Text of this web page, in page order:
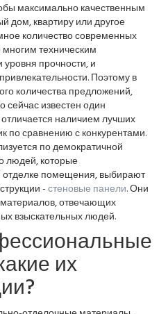
максимально качественным
дом, квартиру или другое
количество современных
техническим
уровня прочности, и
Поэтому в
количества предложений,
сейчас известен один
наличием лучших
по сравнению с конкурентами.
по демократичной
людей, которые
отделке помещения, выбирают
-стеновые панели. Они
отвечающих
взыскательных людей.
их